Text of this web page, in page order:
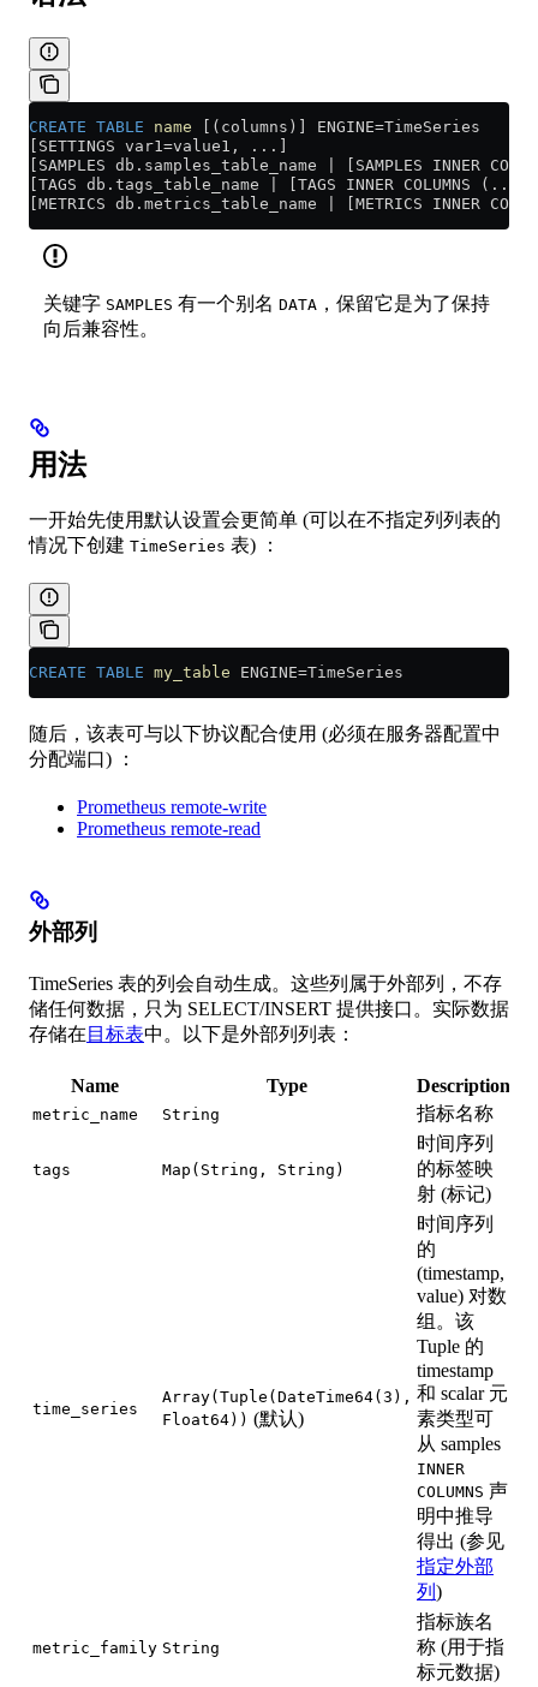
CREATE TABLE name [(columns)] ENGINE=TimeSeries
[SETTINGS var1=value1, ...]
[SAMPLES db.samples_table_name | [SAMPLES INNER
[TAGS db.tags_table_name | [TAGS INNER COLUMNS
[METRICS db.metrics_table_name | [METRICS INNER
关键字 SAMPLES 有一个别名 DATA ，保留它是为了保持
向后兼容性。
用法
一开始先使用默认设置会更简单 (可以在不指定列列表的
情况下创建 TimeSeries 表) ：
CREATE TABLE my_table ENGINE=TimeSeries
随后，该表可与以下协议配合使用 (必须在服务器配置中
分配端口) ：
Prometheus remote-write
Prometheus remote-read
外部列
TimeSeries 表的列会自动生成。这些列属于外部列，不存
储任何数据，只为 SELECT/INSERT 提供接口。实际数据
存储在 目标表中。以下是外部列列表：
Name Type Description
metric_name String 指标名称
tags Map(String, String)
时间序列
的标签映
射 (标记)
time_series
Array(Tuple(DateTime64(3),
Float64)) (默认)
时间序列
的
(timestamp,
value) 对数
组。该
Tuple 的
timestamp
和 scalar 元
素类型可
从 samples
INNER
COLUMNS 声
明中推导
得出 (参见
指定外部
列 )
metric_family String
指标族名
称 (用于指
标元数据)